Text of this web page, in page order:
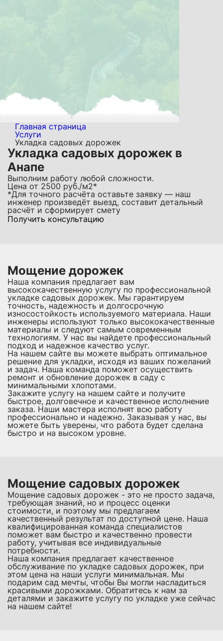
Главная страница
Услуги
Укладка садовых дорожек
Укладка садовых дорожек в
Анапе
Выполним работу любой сложности.
Цена от 2500 руб./м2*
*Для точного расчёта оставьте заявку — наш
инженер произведёт выезд, составит детальный
расчёт и сформирует смету
Получить консультацию
Мощение дорожек
Наша компания предлагает вам
высококачественную услугу по профессиональной
укладке садовых дорожек. Мы гарантируем
точность, надежность и долгосрочную
износостойкость используемого материала. Наши
инженеры используют только высококачественные
материалы и следуют самым современным
технологиям. У нас вы найдете профессиональный
подход и надежное качество услуг.
На нашем сайте вы можете выбрать оптимальное
решение для укладки, исходя из ваших пожеланий
и задач. Наша команда поможет осуществить
ремонт и обновление дорожек в саду с
минимальными хлопотами.
Закажите услугу на нашем сайте и получите
быстрое, долговечное и качественное исполнение
заказа. Наши мастера исполнят всю работу
профессионально и надежно. Заказывая у нас, вы
можете быть уверены, что работа будет сделана
быстро и на высоком уровне.
Мощение садовых дорожек
Мощение садовых дорожек - это не просто задача,
требующая знаний, но и процесс оценки
стоимости, и поэтому мы предлагаем
качественный результат по доступной цене. Наша
квалифицированная команда специалистов
поможет вам быстро и качественно провести
работу, учитывая все индивидуальные
потребности.
Наша компания предлагает качественное
обслуживание по укладке садовых дорожек, при
этом цена на наши услуги минимальная. Мы
подарим сад мечты, чтобы Вы могли насладиться
красивыми дорожками. Обратитесь к нам за
деталями и закажите услугу по укладке уже сейчас
на нашем сайте!